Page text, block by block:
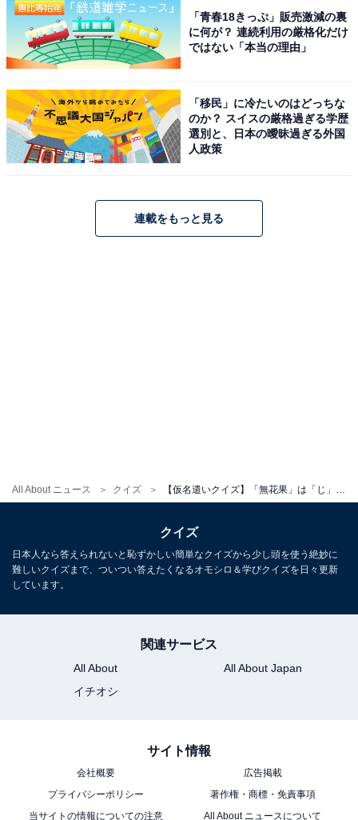
All About ニュース クイズ
「青春18きっぷ」販売激減の裏
に何が？ 連続利用の厳格化だけ
ではない「本当の理由」
「移民」に冷たいのはどっちな
のか？ スイスの厳格過ぎる学歴
選別と、日本の曖昧過ぎる外国
人政策
連載をもっと見る
クイズ
日本人なら答えられないと恥ずかしい簡単なクイズから少し頭を使う絶妙に
難しいクイズまで、ついつい答えたくなるオモシロ＆学びクイズを日々更新
しています。
関連サービス
All About
All About Japan
イチオシ
サイト情報
会社概要
広告掲載
プライバシーポリシー
著作権・商標・免責事項
当サイトの情報についての注意
All About ニュースについて